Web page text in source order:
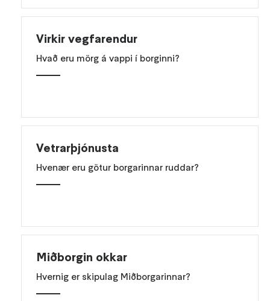
Virkir vegfarendur
Hvað eru mörg á vappi í borginni?
Vetrarþjónusta
Hvenær eru götur borgarinnar ruddar?
Miðborgin okkar
Hvernig er skipulag Miðborgarinnar?